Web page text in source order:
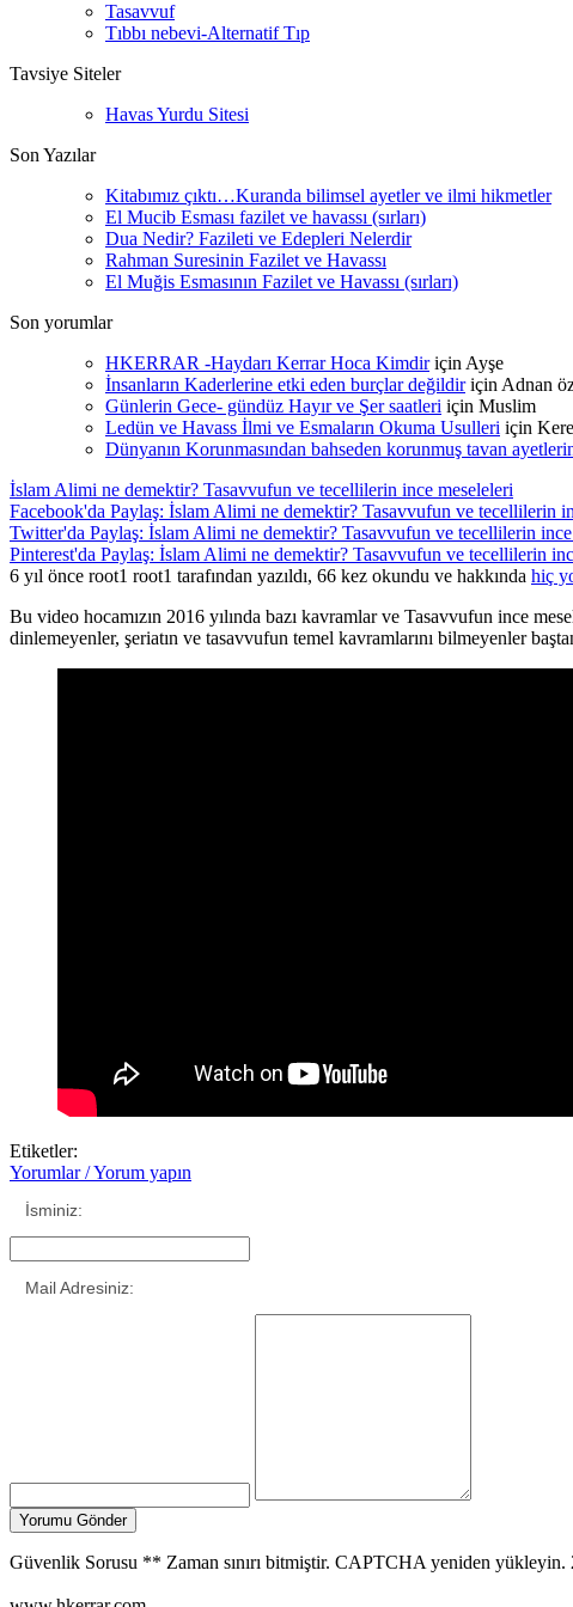
Tasavvuf
Tıbbı nebevi-Alternatif Tıp
Tavsiye Siteler
Havas Yurdu Sitesi
Son Yazılar
Kitabımız çıktı…Kuranda bilimsel ayetler ve ilmi hikmetler
El Mucib Esması fazilet ve havassı (sırları)
Dua Nedir? Fazileti ve Edepleri Nelerdir
Rahman Suresinin Fazilet ve Havassı
El Muğis Esmasının Fazilet ve Havassı (sırları)
Son yorumlar
HKERRAR -Haydarı Kerrar Hoca Kimdiriçin Ayşe
İnsanların Kaderlerine etki eden burçlar değildiriçin Adnan
Günlerin Gece- gündüz Hayır ve Şer saatleri için Muslim
Ledün ve Havass İlmi ve Esmaların Okuma Usulleri için
Dünyanın Korunmasından bahseden korunmuş tavan
İslam Alimi ne demektir? Tasavvufun ve tecellilerin ince meseleleri
Facebook'da Paylaş: İslam Alimi ne demektir? Tasavvufun ve tecellilerin
Twitter'da Paylaş: İslam Alimi ne demektir? Tasavvufun ve tecellilerin ince
Pinterest'da Paylaş: İslam Alimi ne demektir? Tasavvufun ve tecellilerin
6 yıl önce root1 root1 tarafından yazıldı, 66 kez okundu ve hakkında hiç
Bu video hocamızın 2016 yılında bazı kavramlar ve Tasavvufun ince
dinlemeyenler, şeriatın ve tasavvufun temel kavramlarını bilmeyenler
Etiketler:
Yorumlar / Yorum yapın
İsminiz:
Mail Adresiniz:
Güvenlik Sorusu ** Zaman sınırı bitmiştir. CAPTCHA yeniden yükleyin.